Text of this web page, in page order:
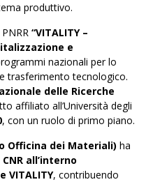
produttivo.
“VITALITY –
e
nazionali per lo
trasferimento tecnologico.
delle Ricerche
affiliato all’Università degli
, con un ruolo di primo piano.
Officina dei Materiali) ha
all’interno
VITALITY, contribuendo